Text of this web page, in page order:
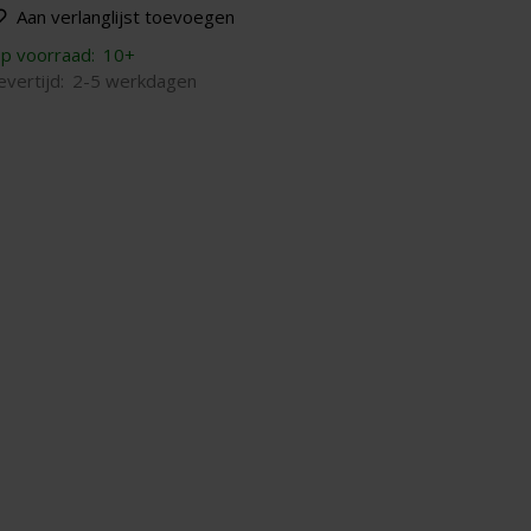
Aan verlanglijst toevoegen
voorraad: 10+
2-5 werkdagen